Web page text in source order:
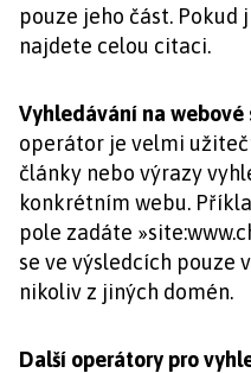
pouze jeho část. Pokud
najdete celou citaci.
Vyhledávání na webové
operátor je velmi
články nebo výrazy
konkrétním webu.
pole zadáte
se ve výsledcích pouze
nikoliv z jiných domén.
Další operátory pro